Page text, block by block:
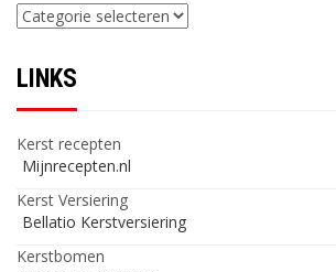
Categorieën
LINKS
Kerst recepten
Mijnrecepten.nl
Kerst Versiering
Bellatio Kerstversiering
Kerstbomen